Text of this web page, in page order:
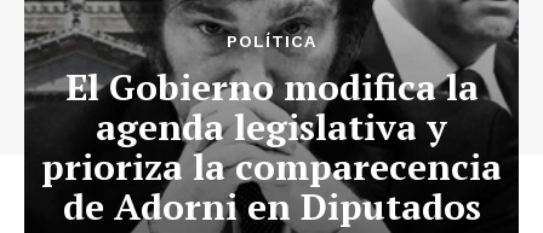
POLÍTICA
El Gobierno modifica la
agenda legislativa y
prioriza la comparecencia
de Adorni en Diputados